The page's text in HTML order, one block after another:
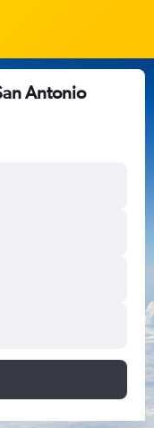
Antonio